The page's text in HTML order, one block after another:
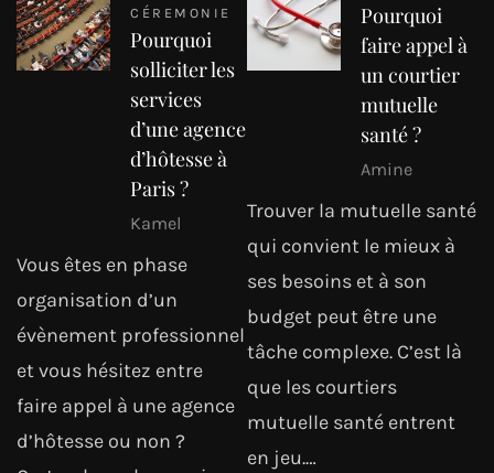
CÉREMONIE
Pourquoi
solliciter les
services
d’une agence
d’hôtesse à
Paris ?
Kamel
Vous êtes en phase
organisation d’un
évènement professionnel
et vous hésitez entre
faire appel à une agence
d’hôtesse ou non ?
Pourquoi
faire appel à
un courtier
mutuelle
santé ?
Amine
Trouver la mutuelle santé
qui convient le mieux à
ses besoins et à son
budget peut être une
tâche complexe. C’est là
que les courtiers
mutuelle santé entrent
en jeu.…